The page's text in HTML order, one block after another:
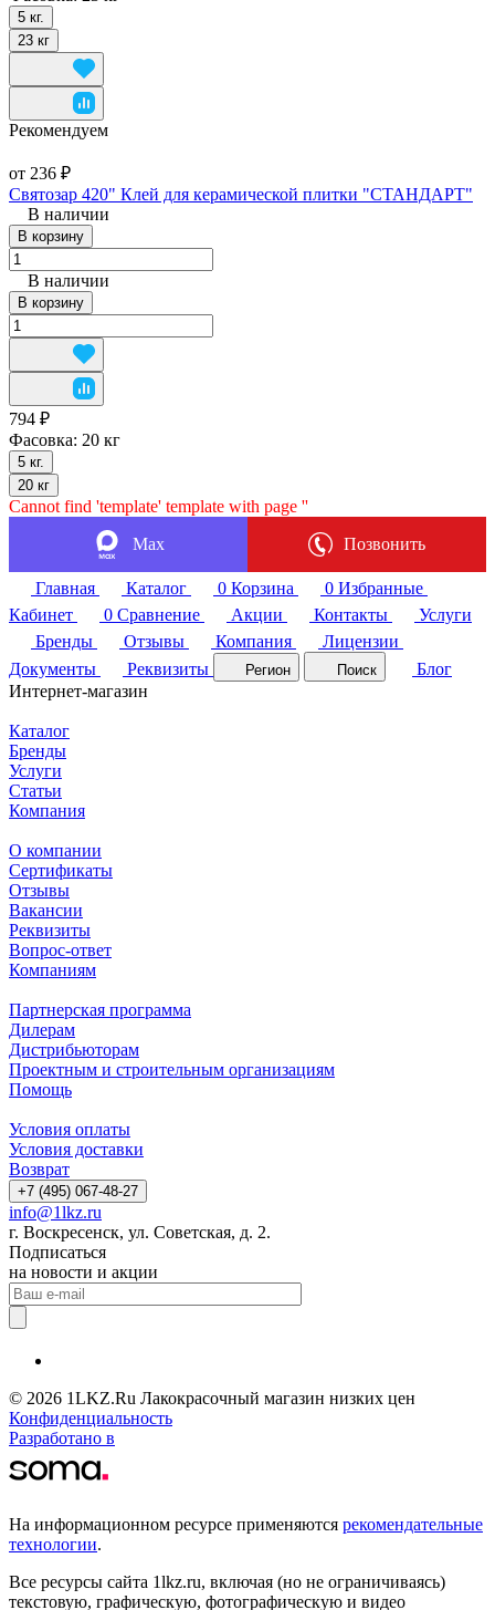
5 кг.
23 кг
Рекомендуем
от 236 ₽
Святозар 420" Клей для керамической плитки "СТАНДАРТ"
В наличии
В корзину
В наличии
В корзину
794 ₽
Фасовка: 20 кг
5 кг.
20 кг
Cannot find 'template' template with page ''
Max
Позвонить
Главная Каталог 0 Корзина 0 Избранные
Кабинет
0 Сравнение Акции Контакты
Услуги
Бренды
Отзывы Компания
Лицензии
Документы
Реквизиты Регион Поиск
Блог
Интернет-магазин
Каталог
Бренды
Услуги
Статьи
Компания
О компании
Сертификаты
Отзывы
Вакансии
Реквизиты
Вопрос-ответ
Компаниям
Партнерская программа
Дилерам
Дистрибьюторам
Проектным и строительным организациям
Помощь
Условия оплаты
Условия доставки
Возврат
+7 (495) 067-48-27
info@1lkz.ru
г. Воскресенск, ул. Советская, д. 2.
Подписаться
на новости и акции
© 2026 1LKZ.Ru Лакокрасочный магазин низких цен
Конфиденциальность
Разработано в
На информационном ресурсе применяются рекомендательные
технологии.
Все ресурсы сайта 1lkz.ru, включая (но не ограничиваясь)
текстовую, графическую, фотографическую и видео